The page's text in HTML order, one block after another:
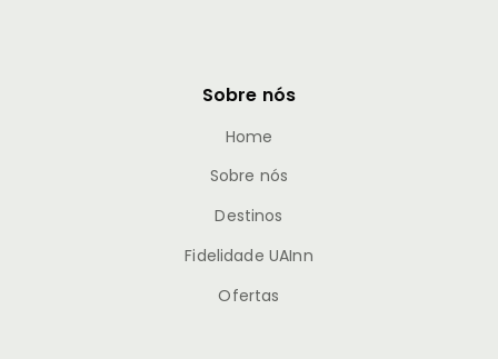
Sobre nós
Home
Sobre nós
Destinos
Fidelidade UAInn
Ofertas